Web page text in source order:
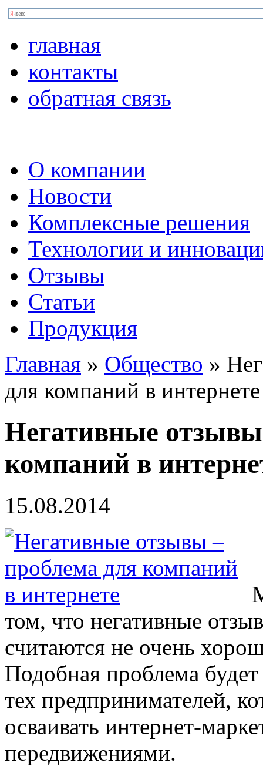
главная
контакты
обратная связь
О компании
Новости
Комплексные решения
Технологии и
Отзывы
Статьи
Продукция
Главная » Общество »
для компаний в интернете
Негативные
компаний в
15.08.2014
том, что негативные
считаются не очень
Подобная проблема
тех предпринимателей,
осваивать интернет-
передвижениями.